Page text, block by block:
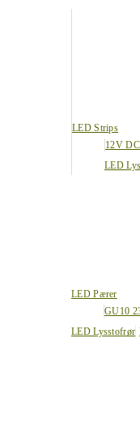
LED Strips
12V
LED
LED Pærer
GU10
LED Lysstofrør